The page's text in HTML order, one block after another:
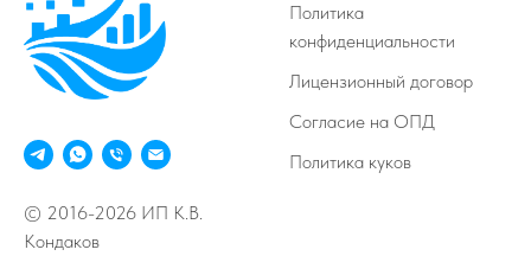
© 2016-2026 ИП К.В.
Кондаков
Политика
конфиденциальности
Лицензионный договор
Согласие на ОПД
Политика куков